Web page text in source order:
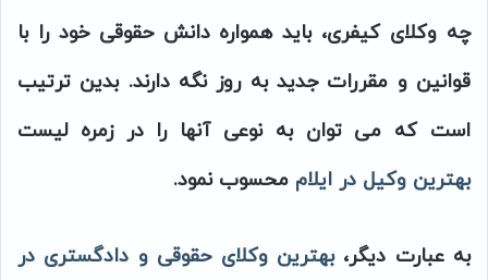
چه وکلای کیفری، باید همواره دانش حقوقی خود را با
قوانین و مقررات جدید به روز نگه دارند. بدین ترتیب
است که می توان به نوعی آنها را در زمره لیست
بهترین وکیل در ایلام محسوب نمود.
به عبارت دیگر،بهترین وکلای حقوقی و دادگستری در